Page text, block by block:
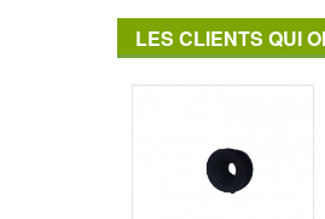
LES CLIENTS QUI